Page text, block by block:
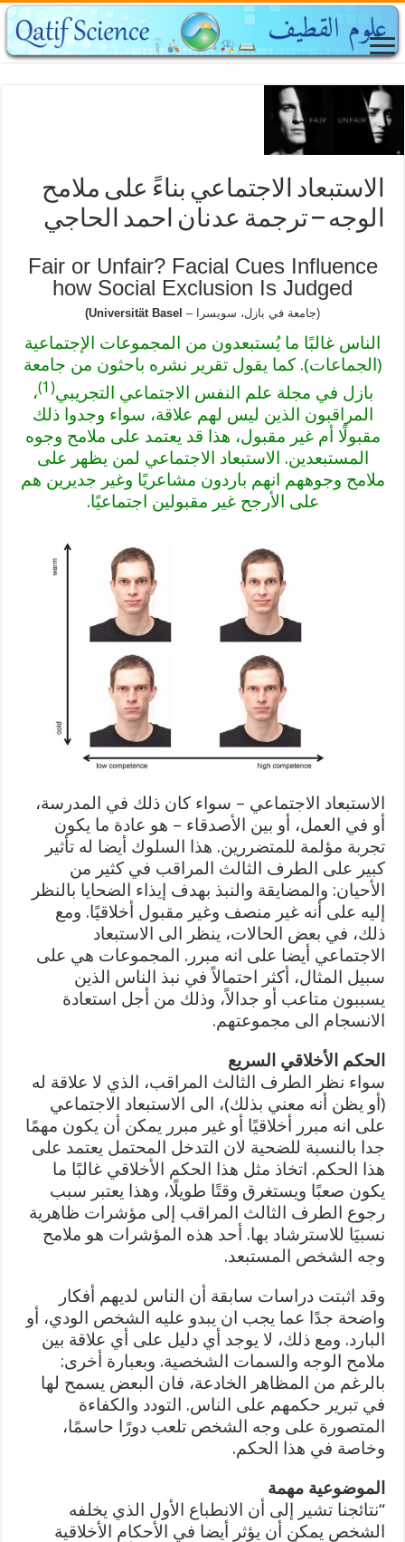
الاستبعاد الاجتماعي بناءً على ملامح
الوجه – ترجمة عدنان احمد الحاجي
Fair or Unfair? Facial Cues Influence
how Social Exclusion Is Judged
(جامعة في بازل، سويسرا – Universität Basel)
الناس غالبًا ما يُستبعدون من المجموعات الإجتماعية
(الجماعات). كما يقول تقرير نشره باحثون من جامعة
بازل في مجلة علم النفس الاجتماعي التجريبي(1)
،
المراقبون الذين ليس لهم علاقة، سواء وجدوا ذلك
مقبولًا أم غير مقبول، هذا قد يعتمد على ملامح وجوه
المستبعدين. الاستبعاد الاجتماعي لمن يظهر على
ملامح وجوههم انهم باردون مشاعريًا وغير جديرين هم
على الأرجح غير مقبولين اجتماعيًا.
الاستبعاد الاجتماعي – سواء كان ذلك في المدرسة،
أو في العمل، أو بين الأصدقاء – هو عادة ما يكون
تجربة مؤلمة للمتضررين. هذا السلوك أيضا له تأثير
كبير على الطرف الثالث المراقب في كثير من
الأحيان: والمضايقة والنبذ بهدف إيذاء الضحايا بالنظر
إليه على أنه غير منصف وغير مقبول أخلاقيًا. ومع
ذلك، في بعض الحالات، ينظر الى الاستبعاد
الاجتماعي أيضا على انه مبرر. المجموعات هي على
سبيل المثال، أكثر احتمالاً في نبذ الناس الذين
يسببون متاعب أو جدالاً، وذلك من أجل استعادة
الانسجام الى مجموعتهم.
الحكم الأخلاقي السريع
سواء نظر الطرف الثالث المراقب، الذي لا علاقة له
(أو يظن أنه معني بذلك)، الى الاستبعاد الاجتماعي
على انه مبرر أخلاقيًا أو غير مبرر يمكن أن يكون مهمًا
جدا بالنسبة للضحية لان التدخل المحتمل يعتمد على
هذا الحكم. اتخاذ مثل هذا الحكم الأخلاقي غالبًا ما
يكون صعبًا ويستغرق وقتًا طويلًا، وهذا يعتبر سبب
رجوع الطرف الثالث المراقب إلى مؤشرات ظاهرية
نسبيَا للاسترشاد بها. أحد هذه المؤشرات هو ملامح
وجه الشخص المستبعد.
وقد اثبتت دراسات سابقة أن الناس لديهم أفكار
واضحة جدًا عما يجب ان يبدو عليه الشخص الودي، أو
البارد. ومع ذلك، لا يوجد أي دليل على أي علاقة بين
ملامح الوجه والسمات الشخصية. وبعبارة أخرى:
بالرغم من المظاهر الخادعة، فان البعض يسمح لها
في تبرير حكمهم على الناس. التودد والكفاءة
المتصورة على وجه الشخص تلعب دورًا حاسمًا،
وخاصة في هذا الحكم.
الموضوعية مهمة
“نتائجنا تشير إلى أن الانطباع الأول الذي يخلفه
الشخص يمكن أن يؤثر أيضا في الأحكام الأخلاقية